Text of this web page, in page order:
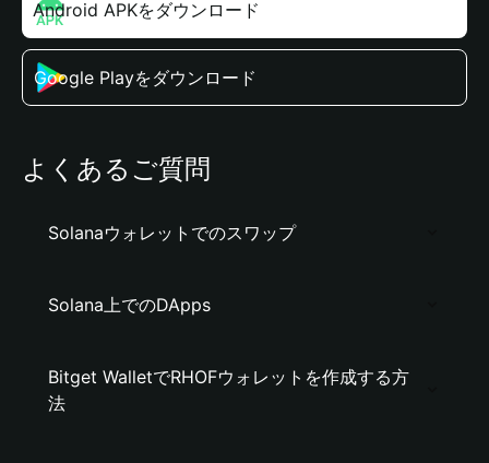
Android APKをダウンロード
Google Playをダウンロード
よくあるご質問
Solanaウォレットでのスワップ
Solana上でのDApps
Bitget WalletでRHOFウォレットを作成する方
法